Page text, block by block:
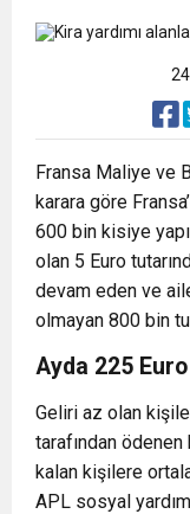
Fransa Maliye ve
karara göre
600 bin kisiye
olan 5 Euro
devam eden ve
olmayan 800 bin
Ayda 225 Euro
Geliri az olan
tarafından
kalan kişilere
APL sosyal